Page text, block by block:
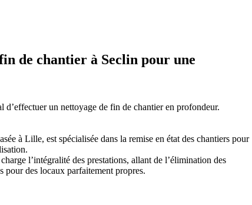
de chantier à Seclin pour une
un nettoyage de fin de chantier en profondeur.
à Lille, est spécialisée dans la remise en état des chantiers pour
l’intégralité des prestations, allant de l’élimination des
pour des locaux parfaitement propres.